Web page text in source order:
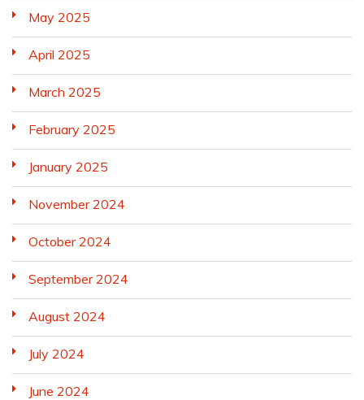
May 2025
April 2025
March 2025
February 2025
January 2025
November 2024
October 2024
September 2024
August 2024
July 2024
June 2024